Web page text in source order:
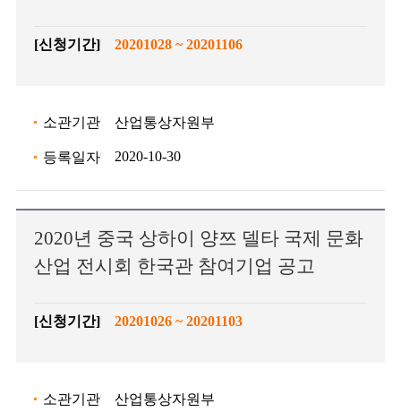
[신청기간] 20201028 ~ 20201106
소관기관 산업통상자원부
등록일자 2020-10-30
2020년 중국 상하이 양쯔 델타 국제 문화
산업 전시회 한국관 참여기업 공고
[신청기간] 20201026 ~ 20201103
소관기관 산업통상자원부